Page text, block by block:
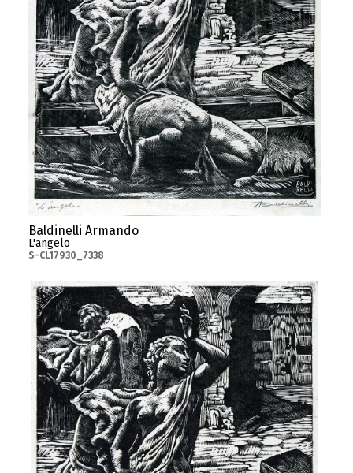
Baldinelli Armando
L'angelo
S-CL17930_7338